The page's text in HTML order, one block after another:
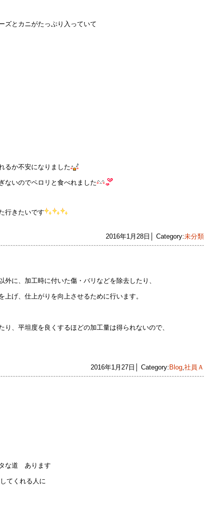
ズとカニがたっぷり入っていて
るか不安になりました
ないのでペロリと食べれました
行きたいです
2016年1月28日│ Category:未分類
に、加工時に付いた傷・バリなどを除去したり、
げ、仕上がりを向上させるために行います。
、平坦度を良くするほどの加工量は得られないので、
2016年1月27日│ Category: Blog,社員Ａ
な道 あります
てくれる人に